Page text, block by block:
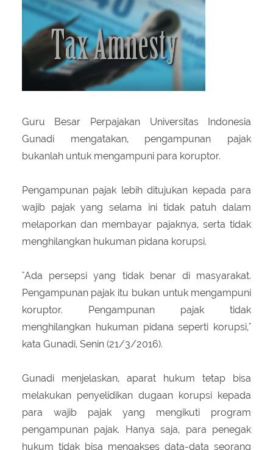
Peraturan Pengampunan Pajak
Infografis Pengampunan Pajak
About Us
Q & A Pajak
Kontak Kami
Sitemap
Guru Besar Perpajakan Universitas Indonesia
Gunadi mengatakan, pengampunan pajak
bukanlah untuk mengampuni para koruptor.
Pengampunan pajak lebih ditujukan kepada para
wajib pajak yang selama ini tidak patuh dalam
melaporkan dan membayar pajaknya, serta tidak
menghilangkan hukuman pidana korupsi.
"Ada persepsi yang tidak benar di masyarakat.
Pengampunan pajak itu bukan untuk mengampuni
koruptor. Pengampunan pajak tidak
menghilangkan hukuman pidana seperti korupsi,"
kata Gunadi, Senin (21/3/2016).
Gunadi menjelaskan, aparat hukum tetap bisa
melakukan penyelidikan dugaan korupsi kepada
para wajib pajak yang mengikuti program
pengampunan pajak. Hanya saja, para penegak
hukum tidak bisa mengakses data-data seorang